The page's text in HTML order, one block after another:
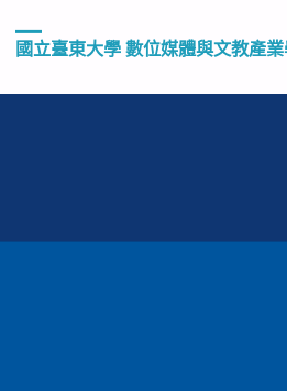
國立臺東大學 數位媒體與文教產